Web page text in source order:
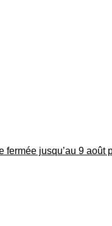
fermée jusqu’au 9 août